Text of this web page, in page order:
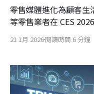
零售媒體進化為顧客
等零售業者在 CES
略。從代理型 AI 到精
轉型為生態系服務協調
21 1月 2026閱讀時間 6 分鐘